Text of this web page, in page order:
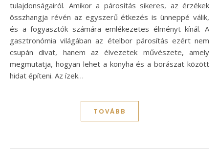
tulajdonságairól. Amikor a párosítás sikeres, az érzékek
összhangja révén az egyszerű étkezés is ünneppé válik,
és a fogyasztók számára emlékezetes élményt kínál. A
gasztronómia világában az ételbor párosítás ezért nem
csupán divat, hanem az élvezetek művészete, amely
megmutatja, hogyan lehet a konyha és a borászat között
hidat építeni. Az ízek…
TOVÁBB